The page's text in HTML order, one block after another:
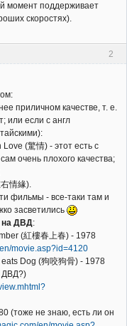
момент поддерживает
скоростях).
2
приличном качестве, т. е.
или если с англ
(驚情) - этот есть с
очень плохого качества;
情緣).
фильмы - все-таки там и
засветились
на ДВД:
(紅樓春上春) - 1978
movie.asp?id=4120
Dog (狗咬狗骨) - 1978
ДВД?)
(тоже не знаю, есть ли он